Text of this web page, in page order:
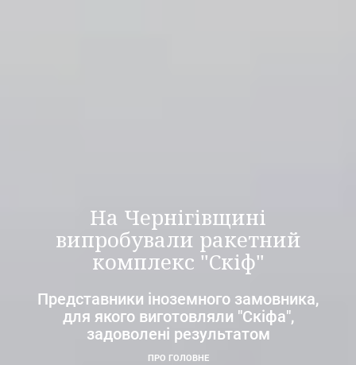
На Чернігівщині
випробували ракетний
комплекс "Скіф"
Представники іноземного замовника,
для якого виготовляли "Скіфа",
задоволені результатом
ПРО ГОЛОВНЕ